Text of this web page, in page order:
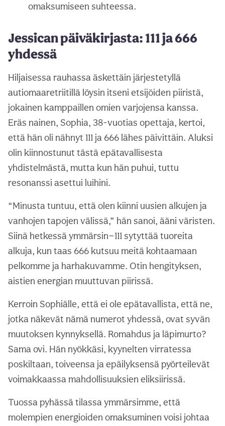
omaksumiseen suhteessa.
Jessican päiväkirjasta: 111 ja 666
yhdessä
Hiljaisessa rauhassa äskettäin järjestetyllä
autiomaaretriitillä löysin itseni etsijöiden piiristä,
jokainen kamppaillen omien varjojensa kanssa.
Eräs nainen, Sophia, 38-vuotias opettaja, kertoi,
että hän oli nähnyt 111 ja 666 lähes päivittäin. Aluksi
olin kiinnostunut tästä epätavallisesta
yhdistelmästä, mutta kun hän puhui, tuttu
resonanssi asettui luihini.
“Minusta tuntuu, että olen kiinni uusien alkujen ja
vanhojen tapojen välissä,” hän sanoi, ääni väristen.
Siinä hetkessä ymmärsin—111 sytyttää tuoreita
alkuja, kun taas 666 kutsuu meitä kohtaamaan
pelkomme ja harhakuvamme. Otin hengityksen,
aistien energian muuttuvan piirissä.
Kerroin Sophiälle, että ei ole epätavallista, että ne,
jotka näkevät nämä numerot yhdessä, ovat syvän
muutoksen kynnyksellä. Romahdus ja läpimurto?
Sama ovi. Hän nyökkäsi, kyynelten virratessa
poskiltaan, toiveensa ja epäilyksensä pyörteilevät
voimakkaassa mahdollisuuksien eliksiirissä.
Tuossa pyhässä tilassa ymmärsimme, että
molempien energioiden omaksuminen voisi johtaa